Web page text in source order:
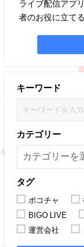
ライブ配信アプ
者のお役に立て
キーワード
カテゴリー
タグ
ポコチャ
BIGO LIVE
運営会社